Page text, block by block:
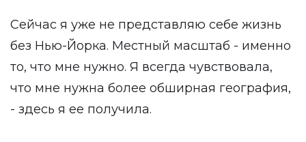
Сейчас я уже не представляю себе жизнь
без Нью-Йорка. Местный масштаб - именно
то, что мне нужно. Я всегда чувствовала,
что мне нужна более обширная география,
- здесь я ее получила.